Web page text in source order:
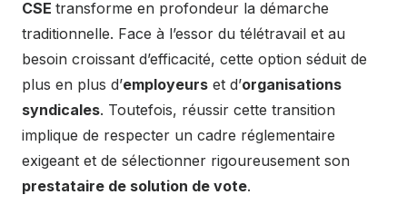
CSE transforme en profondeur la démarche
traditionnelle. Face à l’essor du télétravail et au
besoin croissant d’efficacité, cette option séduit de
plus en plus d’employeurs et d’organisations
syndicales. Toutefois, réussir cette transition
implique de respecter un cadre réglementaire
exigeant et de sélectionner rigoureusement son
prestataire de solution de vote.